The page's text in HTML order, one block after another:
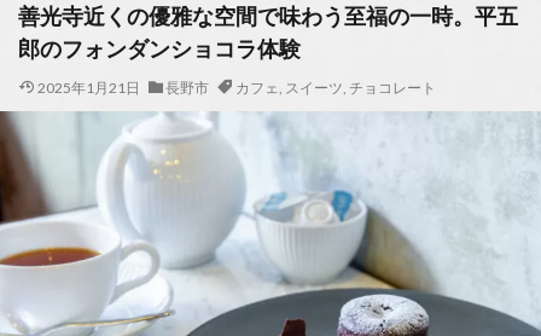
善光寺近くの優雅な空間で味わう至福の一時。平五
郎のフォンダンショコラ体験
2025年1月21日 長野市 カフェ, スイーツ, チョコレート